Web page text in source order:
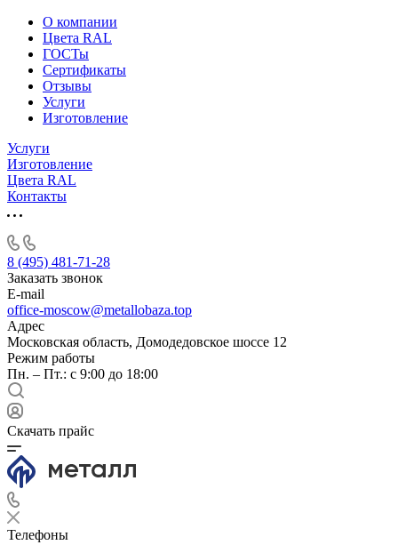
О компании
Цвета RAL
ГОСТы
Сертификаты
Отзывы
Услуги
Изготовление
Услуги
Изготовление
Цвета RAL
Контакты
8 (495) 481-71-28
Заказать звонок
E-mail
office-moscow@metallobaza.top
Адрес
Московская область, Домодедовское шоссе 12
Режим работы
Пн. – Пт.: с 9:00 до 18:00
Скачать прайс
Телефоны